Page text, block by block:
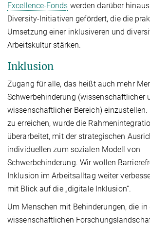
Excellence-Fonds werden darüber
Diversity-Initiativen gefördert, die die
Umsetzung einer inklusiveren und
Arbeitskultur stärken.
Inklusion
Zugang für alle, das heißt auch mehr
Schwerbehinderung (wissenschaftlicher
wissenschaftlicher Bereich) einzustellen.
zu erreichen, wurde die
überarbeitet, mit der strategischen
individuellen zum sozialen Modell von
Schwerbehinderung. Wir wollen
Inklusion im Arbeitsalltag weiter
mit Blick auf die „digitale Inklusion“.
Um Menschen mit Behinderungen, die in
wissenschaftlichen